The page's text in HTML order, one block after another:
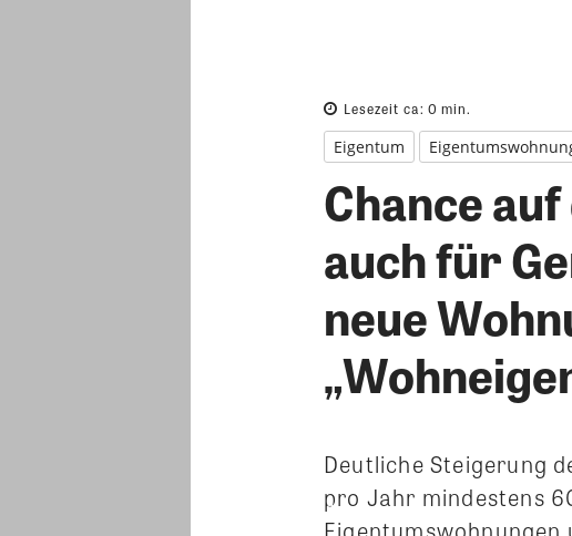
Lesezeit ca: 0 min.
Eigentum
Chance
auch für
neue
Deutliche Steigerung
pro Jahr mindestens